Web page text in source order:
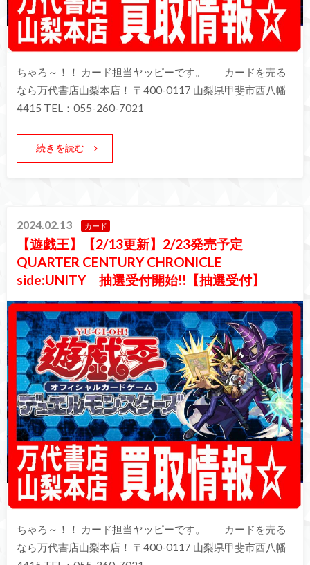
ちゃろ～！！ カード担当ヤッピーです。 カードを売る
なら万代書店山梨本店！ 〒400-0117 山梨県甲斐市西八幡
4415 TEL：055-260-7021
続きを読む
2024.02.13 カード
【遊戯王】【2/13更新】2/23発売予定
QUARTER CENTURY CHRONICLE
side:UNITY 抽選受付開始!!【抽選受付】
ちゃろ～！！ カード担当ヤッピーです。 カードを売る
なら万代書店山梨本店！ 〒400-0117 山梨県甲斐市西八幡